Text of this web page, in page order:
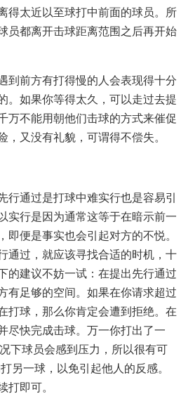
得太近以至球打中前面的球员。所
员都离开击球距离范围之后再开始
到前方有打得慢的人会表现得十分
。如果你等得太久，可以走过去提
万不能用朝他们击球的方式来催促
，又没有礼貌，可谓得不偿失。
行通过是打球中难实行也是容易引
实行是因为通常这等于在暗示前一
即便是事实也会引起对方的不悦。
通过，就应该寻找合适的时机，十
的建议不妨一试：在提出先行通过
有足够的空间。如果在你请求超过
打球，那么你肯定会遭到拒绝。在
尽快完成击球。万一你打出了一
下球员会感到压力，所以很有可
另一球，以免引起他人的反感。
打即可。